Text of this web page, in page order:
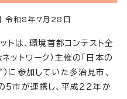
和8年7月28日
トは、環境首都コンテスト全
ットワーク）主催の「日本の
に参加していた多治見市、
5市が連携し、平成22年か